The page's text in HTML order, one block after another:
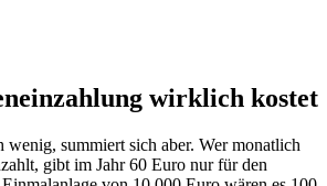
wirklich kostet
summiert sich aber. Wer monatlich
gibt im Jahr 60 Euro nur für den